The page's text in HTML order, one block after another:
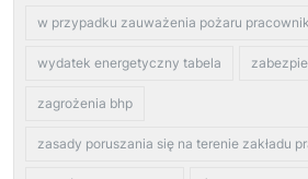
w przypadku zauważenia pożaru
wydatek energetyczny tabela
zagrożenia bhp
zasady poruszania się na terenie zakładu